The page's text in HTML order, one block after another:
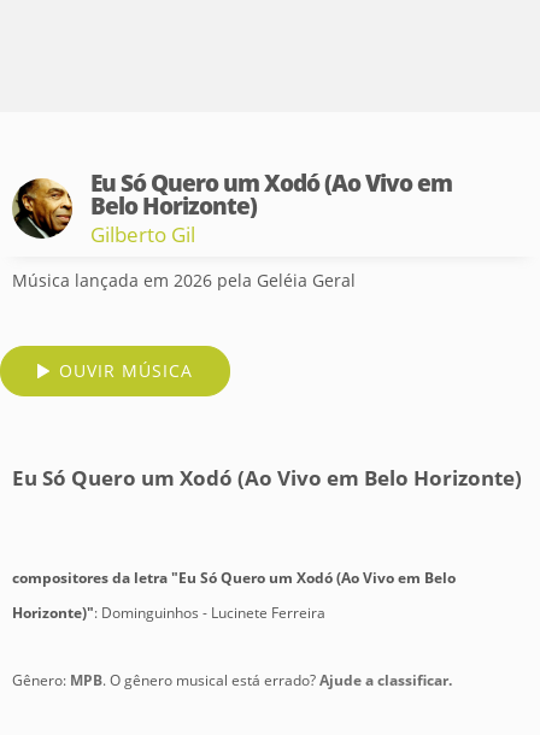
Eu Só Quero um Xodó (Ao Vivo em
Belo Horizonte)
Gilberto Gil
Música lançada em 2026 pela Geléia Geral
OUVIR MÚSICA
Eu Só Quero um Xodó (Ao Vivo em Belo Horizonte)
compositores da letra "Eu Só Quero um Xodó (Ao Vivo em Belo
Horizonte)": Dominguinhos - Lucinete Ferreira
Gênero: MPB. O gênero musical está errado?Ajude a classificar.